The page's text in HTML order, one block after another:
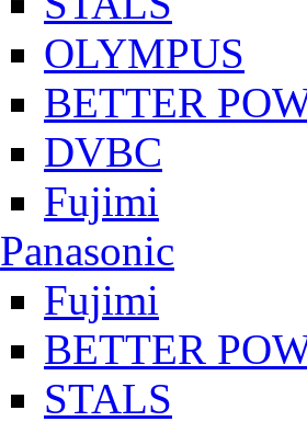
OLYMPUS
BETTER
DVBC
Fujimi
Panasonic
Fujimi
BETTER
STALS